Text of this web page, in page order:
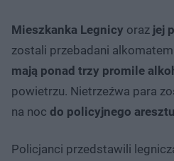
Mieszkanka Legnicy oraz jej
zostali przebadani
mają ponad trzy promile
powietrzu. Nietrzeźwa para
na noc do policyjnego aresztu
Policjanci przedstawili